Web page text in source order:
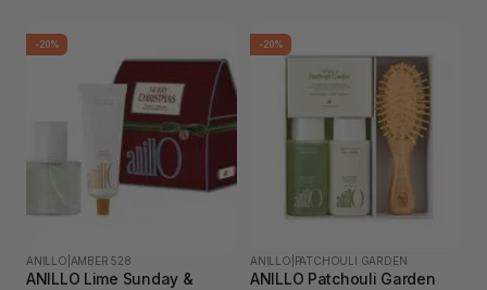
-20%
ANILLO AMBER 528
ANILLO Lime Sunday &
-20%
ANILLO PATCHOULI GARDEN
ANILLO Patchouli Garden